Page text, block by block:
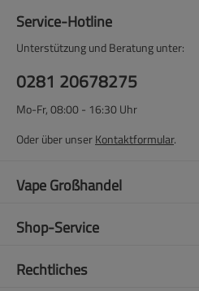
Service-Hotline
Unterstützung und Beratung unter:
0281 20678275
Mo-Fr, 08:00 - 16:30 Uhr
Oder über unserKontaktformular.
Vape Großhandel
Shop-Service
Rechtliches